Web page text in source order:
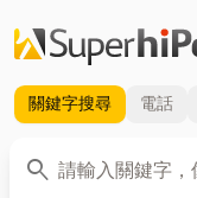
關鍵字搜尋 電話
search
關鍵字